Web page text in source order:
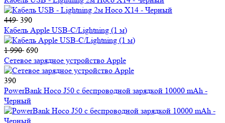
449 390
Кабель Apple USB-C/Lightning (1 м)
1 990 690
Сетевое зарядное устройство Apple
390
PowerBank Hoco J50 с беспроводной зарядкой 10000 mAh -
Черный